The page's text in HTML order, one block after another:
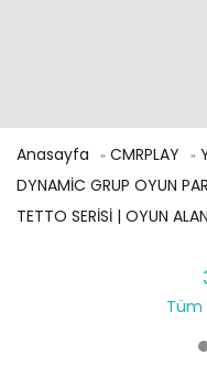
Anasayfa CMRPLAY
DYNAMİC GRUP OYUN
TETTO SERİSİ | OYUN
Tüm